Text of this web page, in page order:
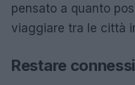
pensato a quanto
viaggiare tra le città
Restare